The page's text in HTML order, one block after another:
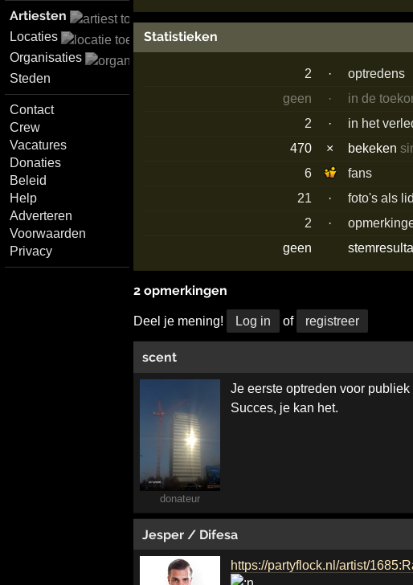
Artiesten
Locaties
Organisaties
Steden
Contact
Crew
Vacatures
Donaties
Beleid
Help
Adverteren
Voorwaarden
Privacy
Statistieken
2 ·
optredens
geen
·
in de
2
·
in het
470
× bekeken
6
fans
21
·
foto's als
2
·
geen
2 opmerkingen
Deel je mening! Log in of registreer
scent
donateur
Je eerste optreden voor
Succes, je kan het.
Jesper / Difesa
https://partyflock.nl/artist/